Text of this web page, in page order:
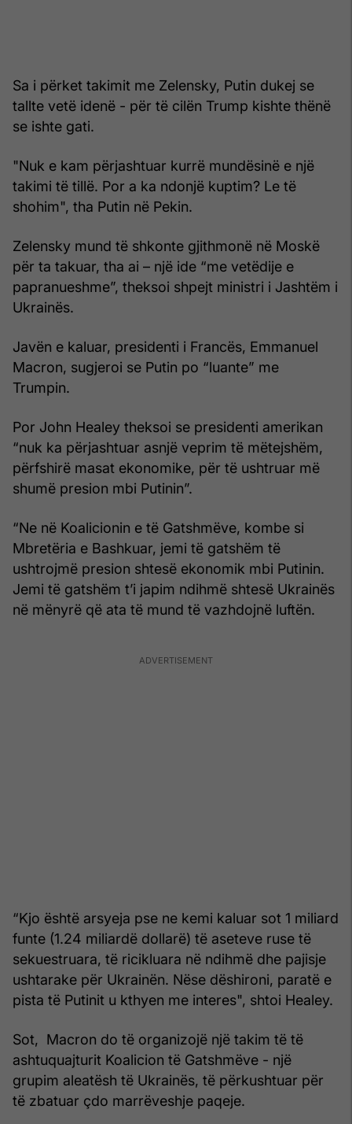
Sa i përket takimit me Zelensky, Putin dukej se
tallte vetë idenë - për të cilën Trump kishte thënë
se ishte gati.
"Nuk e kam përjashtuar kurrë mundësinë e një
takimi të tillë. Por a ka ndonjë kuptim? Le të
shohim", tha Putin në Pekin.
Zelensky mund të shkonte gjithmonë në Moskë
për ta takuar, tha ai – një ide “me vetëdije e
papranueshme”, theksoi shpejt ministri i Jashtëm i
Ukrainës.
Javën e kaluar, presidenti i Francës, Emmanuel
Macron, sugjeroi se Putin po “luante” me
Trumpin.
Por John Healey theksoi se presidenti amerikan
“nuk ka përjashtuar asnjë veprim të mëtejshëm,
përfshirë masat ekonomike, për të ushtruar më
shumë presion mbi Putinin”.
“Ne në Koalicionin e të Gatshmëve, kombe si
Mbretëria e Bashkuar, jemi të gatshëm të
ushtrojmë presion shtesë ekonomik mbi Putinin.
Jemi të gatshëm t’i japim ndihmë shtesë Ukrainës
në mënyrë që ata të mund të vazhdojnë luftën.
“Kjo është arsyeja pse ne kemi kaluar sot 1 miliard
funte (1.24 miliardë dollarë) të aseteve ruse të
sekuestruara, të ricikluara në ndihmë dhe pajisje
ushtarake për Ukrainën. Nëse dëshironi, paratë e
pista të Putinit u kthyen me interes", shtoi Healey.
Sot, Macron do të organizojë një takim të të
ashtuquajturit Koalicion të Gatshmëve - një
grupim aleatësh të Ukrainës, të përkushtuar për
të zbatuar çdo marrëveshje paqeje.